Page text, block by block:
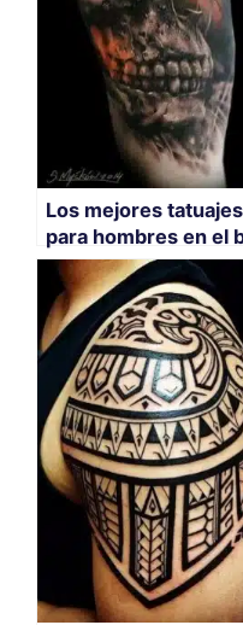
Los mejores
para hombres en el